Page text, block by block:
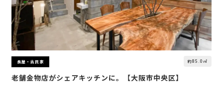
長屋・古民家 約85.0㎡
老舗金物店がシェアキッチンに。【大阪市中央区】